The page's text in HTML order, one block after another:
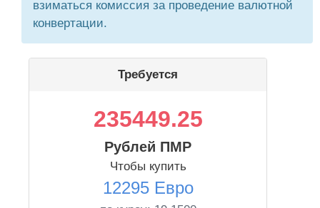
взиматься комиссия за проведение валютной
конвертации.
Требуется
235449.25
Рублей ПМР
Чтобы купить
12295 Евро